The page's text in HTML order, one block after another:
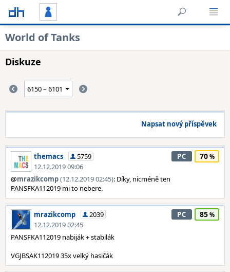
World of Tanks
Diskuze
Napsat nový příspěvek
themacs
5759
12.12.2019 09:06
PC 70
@mrazikcomp(12.12.2019 02:45): Díky, nicméně ten
PANSFKA112019 mi to nebere.
mrazikcomp
2039
12.12.2019 02:45
PC 85
PANSFKA112019 nabiják + stabilák
VGJBSAK112019 35x velký hasičák